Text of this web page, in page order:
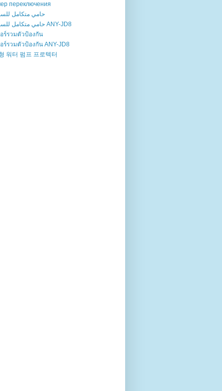
переключения
حامي متكامل
حامي متكامل للسيارات ANY-JD8
ร์รวมตัวป้องกัน
ร์รวมตัวป้องกัน ANY-JD8
워터 펌프 프로텍터